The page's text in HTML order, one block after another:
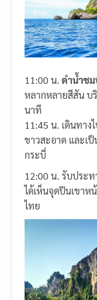
11:00 น. ดำน้ำช
หลากหลายสีสัน บ
นาที
11:45 น. เดินทาง
ขาวสะอาด และเ
กระบี่
12:00 น. รับประ
ได้เห็นจุดปีนเขาห
ไทย